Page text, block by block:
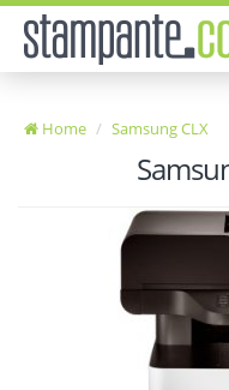
Home Samsung CLX